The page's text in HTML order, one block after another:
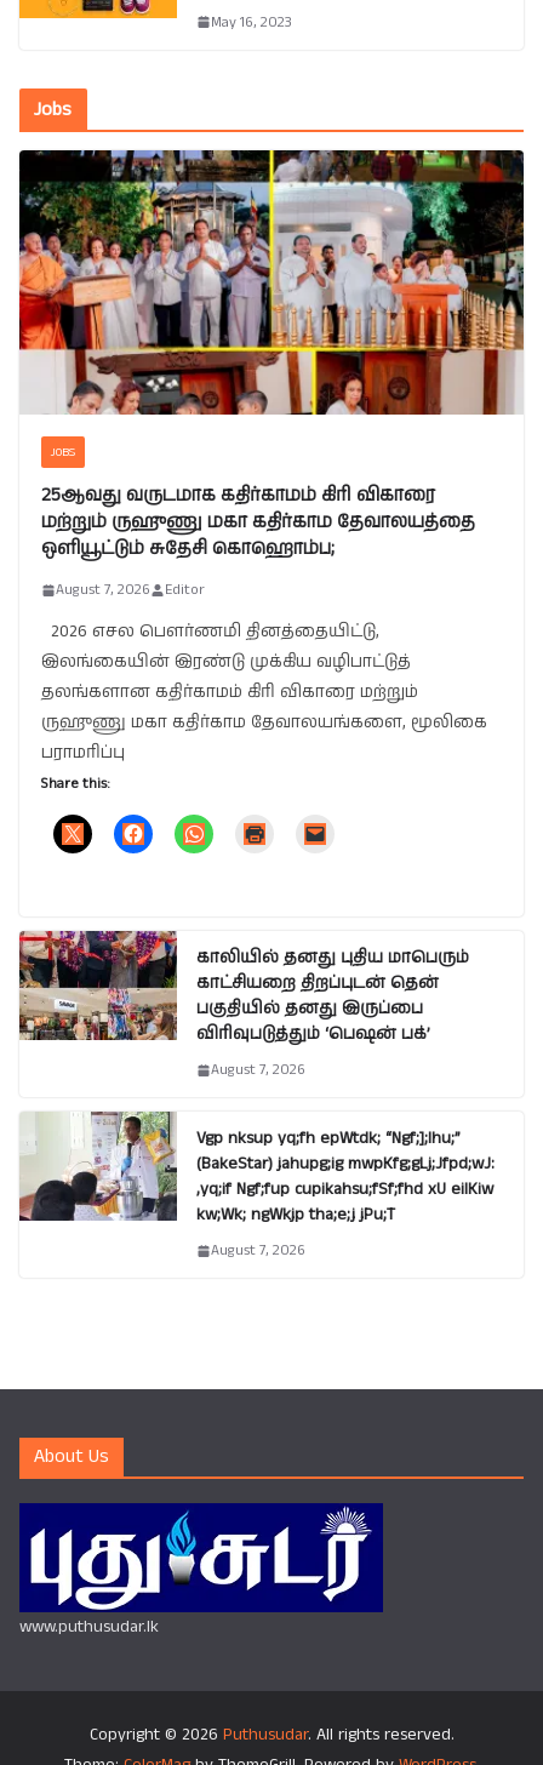
May 16, 2023
Jobs
JOBS
25ஆவது வருடமாக கதிர்காமம் கிரி விகாரை
மற்றும் ருஹுணு மகா கதிர்காம தேவாலயத்தை
ஒளியூட்டும் சுதேசி கொஹொம்ப;
August 7, 2026 Editor
2026 எசல பௌர்ணமி தினத்தையிட்டு,
இலங்கையின் இரண்டு முக்கிய வழிபாட்டுத்
தலங்களான கதிர்காமம் கிரி விகாரை மற்றும்
ருஹுணு மகா கதிர்காம தேவாலயங்களை, மூலிகை
பராமரிப்பு
Share this:
காலியில் தனது புதிய மாபெரும்
காட்சியறை திறப்புடன் தென்
பகுதியில் தனது இருப்பை
விரிவுபடுத்தும் ‘பெஷன் பக்’
August 7, 2026
Vgp nksup yq;fh epWtdk; “Ngf;];lhu;”
(BakeStar) jahupg;ig mwpKfg;gLj;Jfpd;wJ:
,yq;if Ngf;fup cupikahsu;fSf;fhd xU eilKiw
kw;Wk; ngWkjp tha;e;j jPu;T
August 7, 2026
About Us
www.puthusudar.lk
Copyright © 2026 Puthusudar. All rights reserved.